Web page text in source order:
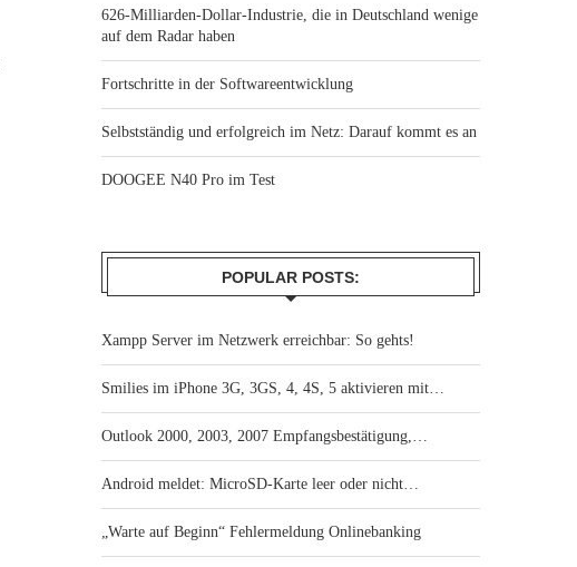
626-Milliarden-Dollar-Industrie, die in Deutschland wenige
auf dem Radar haben
Fortschritte in der Softwareentwicklung
Selbstständig und erfolgreich im Netz: Darauf kommt es an
DOOGEE N40 Pro im Test
POPULAR POSTS:
Xampp Server im Netzwerk erreichbar: So gehts!
Smilies im iPhone 3G, 3GS, 4, 4S, 5 aktivieren mit…
Outlook 2000, 2003, 2007 Empfangsbestätigung,…
Android meldet: MicroSD-Karte leer oder nicht…
„Warte auf Beginn“ Fehlermeldung Onlinebanking